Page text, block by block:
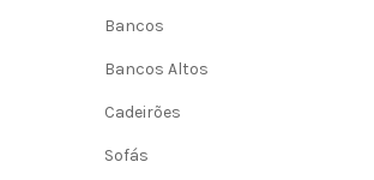
Bancos
Bancos Altos
Cadeirões
Sofás